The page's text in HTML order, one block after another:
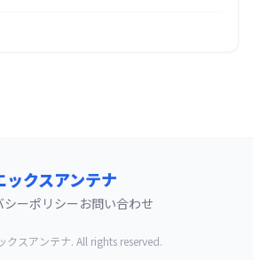
ックスアンテナ
シーポリシー お問い合わせ
クスアンテナ. All rights reserved.